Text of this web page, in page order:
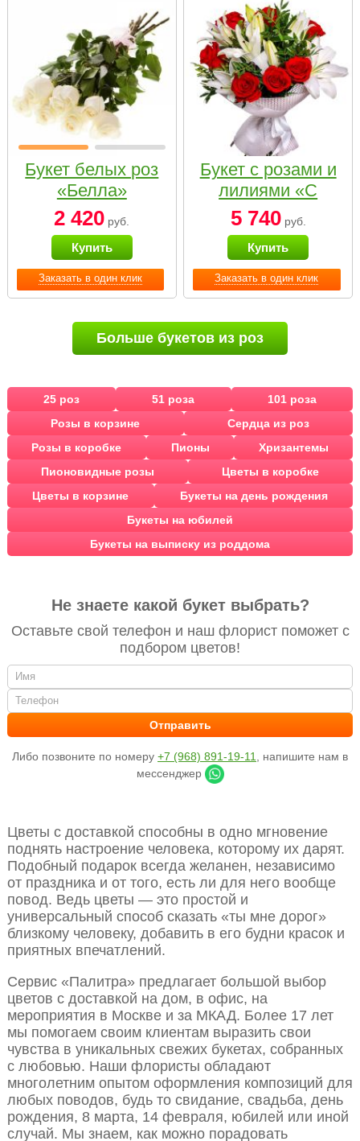
Заказать в один клик
Букет белых роз
«Белла»
2 420 руб.
Купить
Заказать в один клик
Букет с розами и
лилиями «С
наилучшими
пожеланиями»
5 740руб.
Купить
Больше букетов из роз
25 роз 51 роза
101 роза
Розы в корзине
Сердца из роз
Розы в коробке
Пионы
Хризантемы
Пионовидные розы
Цветы в коробке
Цветы в корзине
Букеты на день рождения
Букеты на юбилей
Букеты на выписку из роддома
Не знаете какой букет выбрать?
Оставьте свой телефон и наш флорист поможет с
подбором цветов!
Либо позвоните по номеру +7 (968) 891-19-11
, напишите нам в
мессенджер
Цветы с доставкой способны в одно мгновение
поднять настроение человека, которому их дарят.
Подобный подарок всегда желанен, независимо
от праздника и от того, есть ли для него вообще
повод. Ведь цветы — это простой и
универсальный способ сказать «ты мне дорог»
близкому человеку, добавить в его будни красок и
приятных впечатлений.
Сервис «Палитра» предлагает большой выбор
цветов с доставкой на дом, в офис, на
мероприятия в Москве и за МКАД. Более 17 лет
мы помогаем своим клиентам выразить свои
чувства в уникальных свежих букетах, собранных
с любовью. Наши флористы обладают
многолетним опытом оформления композиций для
любых поводов, будь то свидание, свадьба, день
рождения, 8 марта, 14 февраля, юбилей или иной
случай. Мы знаем, как можно порадовать